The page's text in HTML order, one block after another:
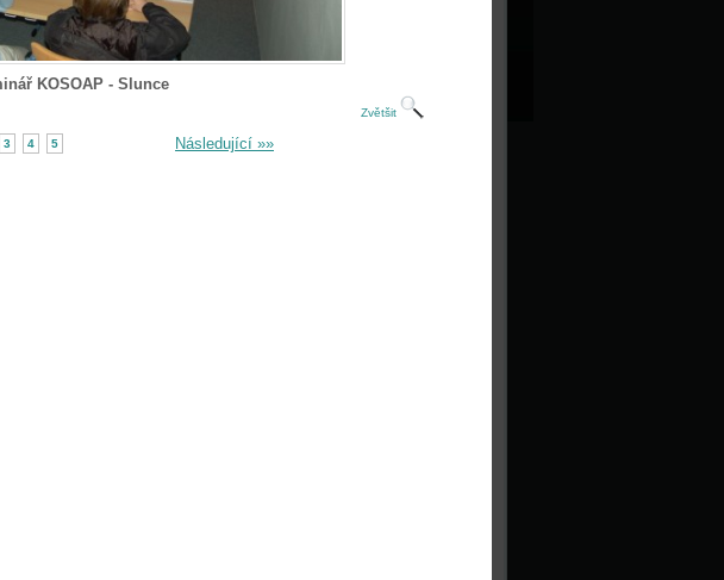
KOSOAP - Slunce
Zvětšit
3 4 5 Následující »»